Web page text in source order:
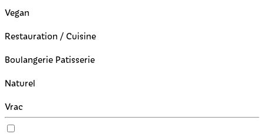
Vegan
Restauration / Cuisine
Boulangerie Patisserie
Naturel
Vrac